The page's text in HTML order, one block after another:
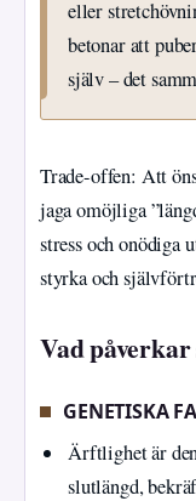
eller
betonar att
själv – det
Trade-offen: Att
jaga omöjliga
stress och onödiga
styrka och
Vad
GENETISKA
Ärftlighet är
slutlängd,